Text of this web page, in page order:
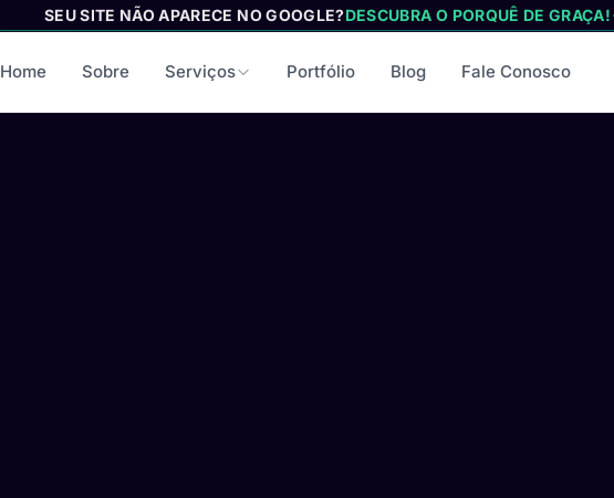
SEU SITE NÃO APARECE NO GOOGLE?DESCUBRA O PORQUÊ DE GRAÇA!
Home Sobre Serviços Portfólio Blog Fale Conosco